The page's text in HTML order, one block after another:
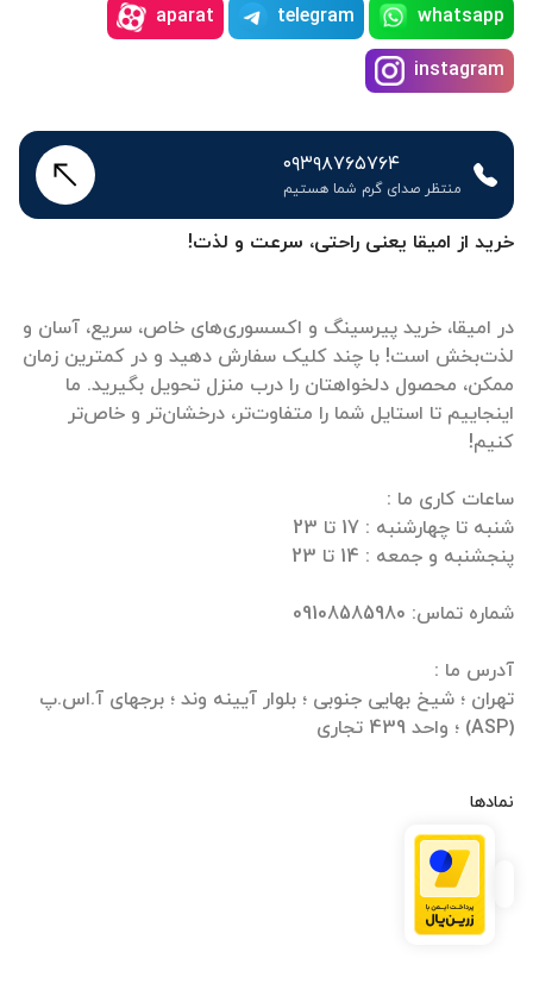
خرید از امیقا یعنی راحتی، سرعت و لذت!
در امیقا، خرید پیرسینگ و اکسسوری‌های خاص، سریع، آسان و
لذت‌بخش است! با چند کلیک سفارش دهید و در کمترین زمان
ممکن، محصول دلخواهتان را درب منزل تحویل بگیرید. ما
اینجاییم تا استایل شما را متفاوت‌تر، درخشان‌تر و خاص‌تر
تهران ؛ شیخ بهایی جنوبی ؛ بلوار آیینه وند ؛ برجهای آ.اس.پ
(ASP) ؛ واحد 439 تجاری
نمادها
whatsapp
telegram
aparat
instagram
۰۹۳۹۸۷۶۵۷۶۴
منتظر صدای گرم شما هستیم